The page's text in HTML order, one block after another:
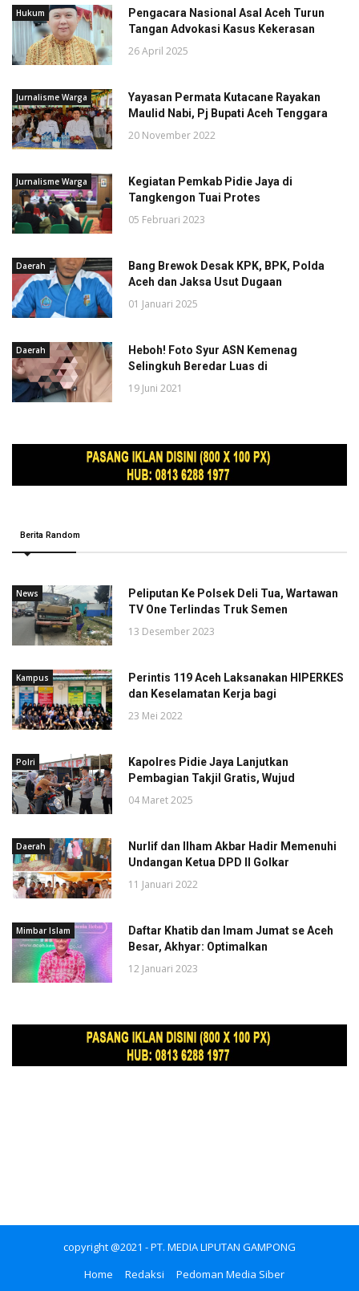
Hukum
Pengacara Nasional Asal Aceh Turun
Tangan Advokasi Kasus Kekerasan
26 April 2025
Jurnalisme Warga
Yayasan Permata Kutacane Rayakan
Maulid Nabi, Pj Bupati Aceh Tenggara
20 November 2022
Jurnalisme Warga
Kegiatan Pemkab Pidie Jaya di
Tangkengon Tuai Protes
05 Februari 2023
Daerah
Bang Brewok Desak KPK, BPK, Polda
Aceh dan Jaksa Usut Dugaan
01 Januari 2025
Daerah
Heboh! Foto Syur ASN Kemenag
Selingkuh Beredar Luas di
19 Juni 2021
Berita Random
News
Peliputan Ke Polsek Deli Tua, Wartawan
TV One Terlindas Truk Semen
13 Desember 2023
Kampus
Perintis 119 Aceh Laksanakan HIPERKES
dan Keselamatan Kerja bagi
23 Mei 2022
Polri
Kapolres Pidie Jaya Lanjutkan
Pembagian Takjil Gratis, Wujud
04 Maret 2025
Daerah
Nurlif dan Ilham Akbar Hadir Memenuhi
Undangan Ketua DPD II Golkar
11 Januari 2022
Mimbar Islam
Daftar Khatib dan Imam Jumat se Aceh
Besar, Akhyar: Optimalkan
12 Januari 2023
copyright @2021 - PT. MEDIA LIPUTAN GAMPONG
Home
Redaksi Pedoman Media Siber